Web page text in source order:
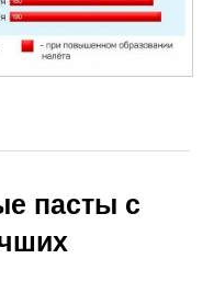
пасты с